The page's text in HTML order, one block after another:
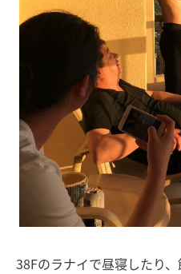
38Fのラナイで昼寝したり、